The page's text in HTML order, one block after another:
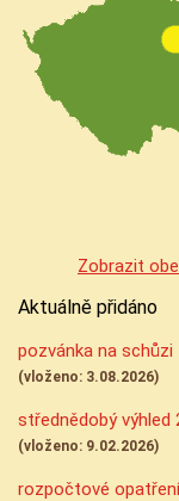
Zobrazit
Aktuálně přidáno
pozvánka na
(vloženo: 3.08.2026)
střednědobý výhled
(vloženo: 9.02.2026)
rozpočtové